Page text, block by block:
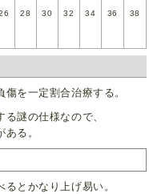
28 30 32 34 36 38
を一定割合治療する。
謎の仕様なので、
る。
とかなり上げ易い。